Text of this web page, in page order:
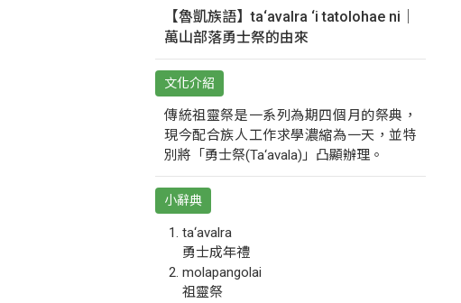
【魯凱族語】ta‘avalra ‘i tatolohae ni｜
萬山部落勇士祭的由來
文化介紹
傳統祖靈祭是一系列為期四個月的祭典，
現今配合族人工作求學濃縮為一天，並特
別將「勇士祭(Ta‘avala)」凸顯辦理。
小辭典
ta‘avalra
勇士成年禮
molapangolai
祖靈祭